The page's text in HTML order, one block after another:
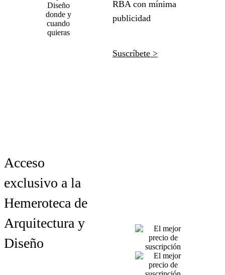
RBA con mínima
publicidad
Suscríbete >
Acceso
exclusivo a la
Hemeroteca de
Arquitectura y
Diseño